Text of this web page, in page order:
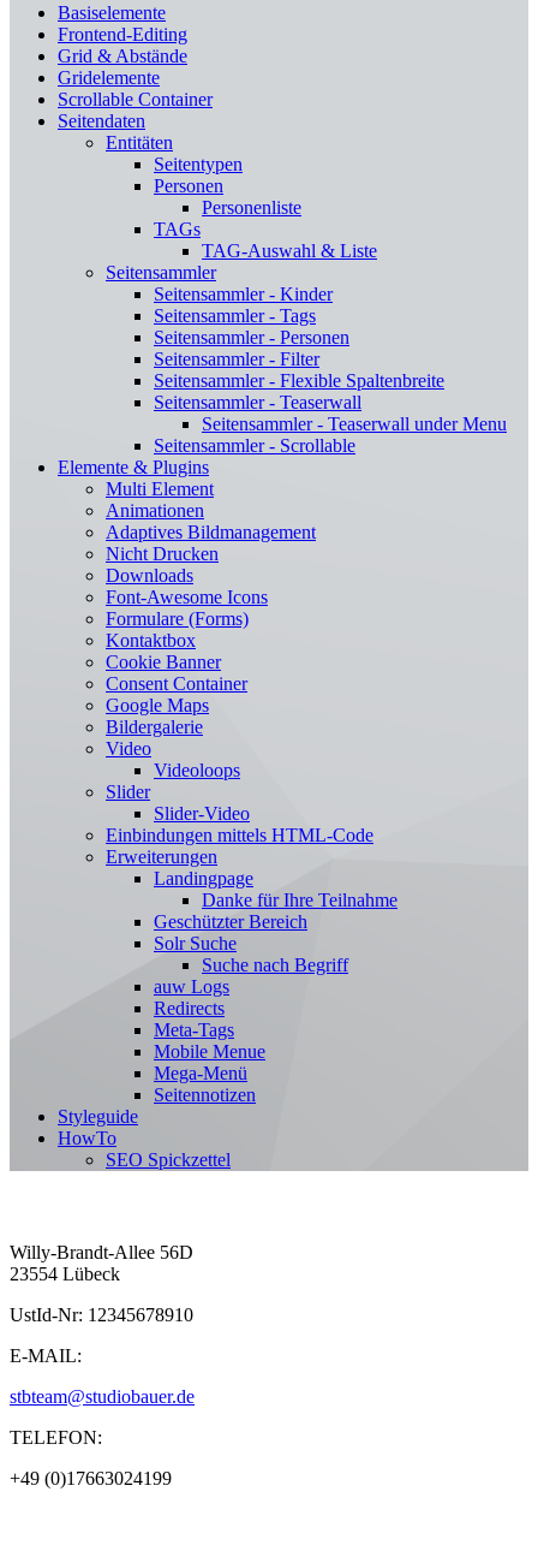
Basiselemente
Frontend-Editing
Grid & Abstände
Gridelemente
Scrollable Container
Seitendaten
Entitäten
Seitentypen
Personen
Personenliste
TAGs
TAG-Auswahl & Liste
Seitensammler
Seitensammler - Kinder
Seitensammler - Tags
Seitensammler - Personen
Seitensammler - Filter
Seitensammler - Flexible Spaltenbreite
Seitensammler - Teaserwall
Seitensammler - Teaserwall under Menu
Seitensammler - Scrollable
Elemente & Plugins
Multi Element
Animationen
Adaptives Bildmanagement
Nicht Drucken
Downloads
Font-Awesome Icons
Formulare (Forms)
Kontaktbox
Cookie Banner
Consent Container
Google Maps
Bildergalerie
Video
Videoloops
Slider
Slider-Video
Einbindungen mittels HTML-Code
Erweiterungen
Landingpage
Danke für Ihre Teilnahme
Geschützter Bereich
Solr Suche
Suche nach Begriff
auw Logs
Redirects
Meta-Tags
Mobile Menue
Mega-Menü
Seitennotizen
Styleguide
HowTo
SEO Spickzettel
Willy-Brandt-Allee 56D
23554 Lübeck
UstId-Nr: 12345678910
E-MAIL:
stbteam@studiobauer.de
TELEFON:
+49 (0)17663024199